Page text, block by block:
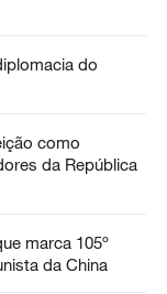
do
como
da República
marca 105º
da China